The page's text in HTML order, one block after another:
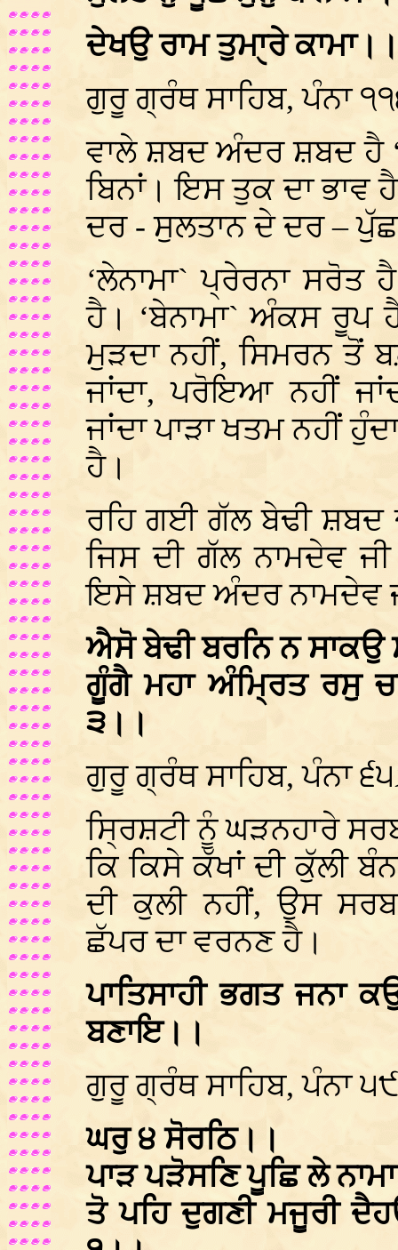
ਦੇਖਉ ਰਾਮ ਤੁਮਾੑਰੇ
ਗੁਰੂ ਗ੍ਰੰਥ ਸਾਹਿਬ, ਪੰਨਾ
ਵਾਲੇ ਸ਼ਬਦ ਅੰਦਰ ਸ਼ਬਦ ਹੈ
ਬਿਨਾਂ। ਇਸ ਤੁਕ ਦਾ ਭਾਵ
ਦਰ - ਸੁਲਤਾਨ ਦੇ ਦਰ –
‘ਲੇਨਾਮਾ` ਪ੍ਰੇਰਨਾ ਸਰੋਤ
ਹੈ। ‘ਬੇਨਾਮਾ` ਅੰਕਸ ਰੂਪ
ਮੁੜਦਾ ਨਹੀਂ, ਸਿਮਰਨ ਤੋਂ
ਜਾਂਦਾ, ਪਰੋਇਆ ਨਹੀਂ
ਜਾਂਦਾ ਪਾੜਾ ਖਤਮ ਨਹੀਂ
ਹੈ।
ਰਹਿ ਗਈ ਗੱਲ ਬੇਢੀ
ਜਿਸ ਦੀ ਗੱਲ ਨਾਮਦੇਵ
ਇਸੇ ਸ਼ਬਦ ਅੰਦਰ ਨਾਮਦੇਵ
ਐਸੋ ਬੇਢੀ ਬਰਨਿ ਨ
ਗੂੰਗੈ ਮਹਾ ਅੰਮ੍ਰਿਤ ਰਸੁ
੩।।
ਗੁਰੂ ਗ੍ਰੰਥ ਸਾਹਿਬ, ਪੰਨਾ
ਸ੍ਰਿਸ਼ਟੀ ਨੂੰ ਘੜਨਹਾਰੇ
ਕਿ ਕਿਸੇ ਕੱਖਾਂ ਦੀ ਕੁੱਲੀ
ਦੀ ਕੁਲੀ ਨਹੀਂ, ਉਸ
ਛੱਪਰ ਦਾ ਵਰਨਣ ਹੈ।
ਪਾਤਿਸਾਹੀ ਭਗਤ ਜਨਾ
ਬਣਾਇ।।
ਗੁਰੂ ਗ੍ਰੰਥ ਸਾਹਿਬ, ਪੰਨਾ
ਘਰੁ ੪ ਸੋਰਠਿ।।
ਪਾੜ ਪੜੋਸਣਿ ਪੂਛਿ ਲੇ
ਤੋ ਪਹਿ ਦੁਗਣੀ ਮਜੂਰੀ